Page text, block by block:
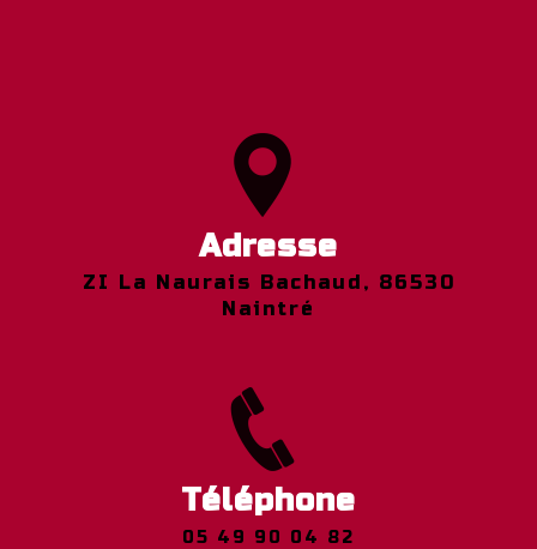
Adresse
ZI La Naurais Bachaud, 86530
Naintré
Téléphone
05 49 90 04 82